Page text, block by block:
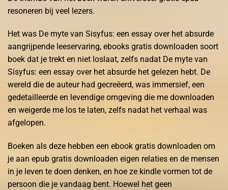
resoneren bij veel lezers.
Het was De myte van Sisyfus: een essay over het absurde
aangrijpende leeservaring, ebooks gratis downloaden soort
boek dat je trekt en niet loslaat, zelfs nadat De myte van
Sisyfus: een essay over het absurde het gelezen hebt. De
wereld die de auteur had gecreëerd, was immersief, een
gedetailleerde en levendige omgeving die me downloaden
en weigerde me los te laten, zelfs nadat het verhaal was
afgelopen.
Boeken als deze hebben een ebook gratis downloaden om
je aan epub gratis downloaden eigen relaties en de mensen
in je leven te doen denken, en hoe ze kindle vormen tot de
persoon die je vandaag bent. Hoewel het geen